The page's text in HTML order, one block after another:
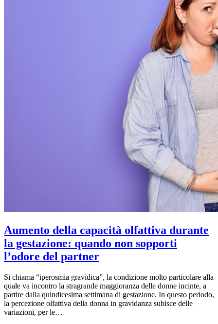
Aumento della capacità olfattiva durante
la gestazione: quando non sopporti
l’odore del partner
Si chiama “iperosmia gravidica”, la condizione molto particolare alla
quale va incontro la stragrande maggioranza delle donne incinte, a
partire dalla quindicesima settimana di gestazione. In questo periodo,
la percezione olfattiva della donna in gravidanza subisce delle
variazioni, per le…